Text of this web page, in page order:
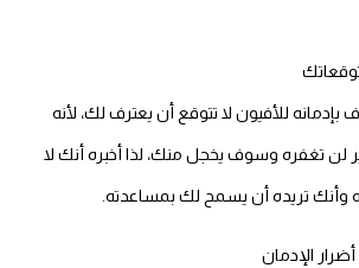
بإدمانه للأفيون لا تتوقع أن يعترف لك، لأنه
لن تغفره وسوف يخجل منك، لذا أخبره أنك لا
وأنك تريده أن يسمح لك بمساعدته.
الإدمان